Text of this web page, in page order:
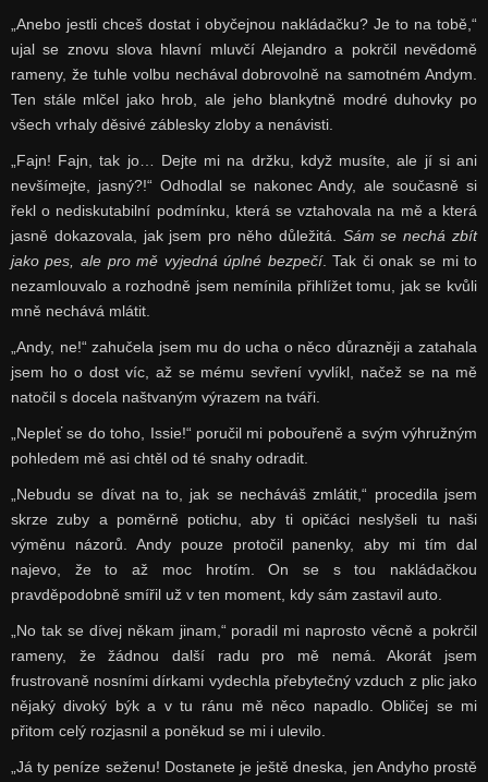
„Anebo jestli chceš dostat i obyčejnou nakládačku? Je to na tobě,“
ujal se znovu slova hlavní mluvčí Alejandro a pokrčil nevědomě
rameny, že tuhle volbu nechával dobrovolně na samotném Andym.
Ten stále mlčel jako hrob, ale jeho blankytně modré duhovky po
všech vrhaly děsivé záblesky zloby a nenávisti.
„Fajn! Fajn, tak jo… Dejte mi na držku, když musíte, ale jí si ani
nevšímejte, jasný?!“ Odhodlal se nakonec Andy, ale současně si
řekl o nediskutabilní podmínku, která se vztahovala na mě a která
jasně dokazovala, jak jsem pro něho důležitá. Sám se nechá zbít
jako pes, ale pro mě vyjedná úplné bezpečí. Tak či onak se mi to
nezamlouvalo a rozhodně jsem nemínila přihlížet tomu, jak se kvůli
mně nechává mlátit.
„Andy, ne!“ zahučela jsem mu do ucha o něco důrazněji a zatahala
jsem ho o dost víc, až se mému sevření vyvlíkl, načež se na mě
natočil s docela naštvaným výrazem na tváři.
„Nepleť se do toho, Issie!“ poručil mi pobouřeně a svým výhružným
pohledem mě asi chtěl od té snahy odradit.
„Nebudu se dívat na to, jak se necháváš zmlátit,“ procedila jsem
skrze zuby a poměrně potichu, aby ti opičáci neslyšeli tu naši
výměnu názorů. Andy pouze protočil panenky, aby mi tím dal
najevo, že to až moc hrotím. On se s tou nakládačkou
pravděpodobně smířil už v ten moment, kdy sám zastavil auto.
„No tak se dívej někam jinam,“ poradil mi naprosto věcně a pokrčil
rameny, že žádnou další radu pro mě nemá. Akorát jsem
frustrovaně nosními dírkami vydechla přebytečný vzduch z plic jako
nějaký divoký býk a v tu ránu mě něco napadlo. Obličej se mi
přitom celý rozjasnil a poněkud se mi i ulevilo.
„Já ty peníze seženu! Dostanete je ještě dneska, jen Andyho prostě